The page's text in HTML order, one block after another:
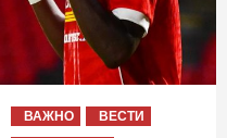
ВАЖНО
ВЕСТИ